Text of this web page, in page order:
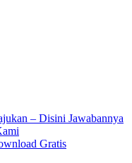
– Disini Jawabannya
Gratis